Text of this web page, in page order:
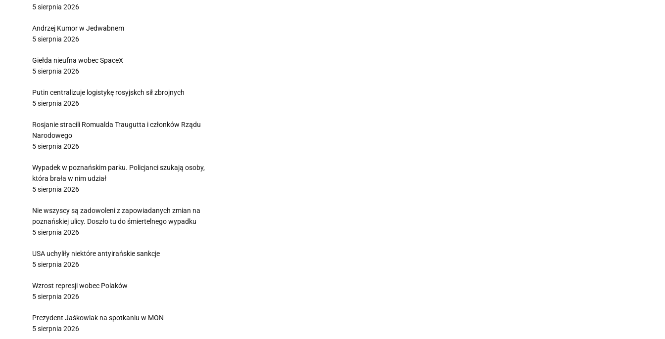
5 sierpnia 2026
Andrzej Kumor w Jedwabnem
5 sierpnia 2026
Giełda nieufna wobec SpaceX
5 sierpnia 2026
Putin centralizuje logistykę rosyjskch sił zbrojnych
5 sierpnia 2026
Rosjanie stracili Romualda Traugutta i członków Rządu
Narodowego
5 sierpnia 2026
Wypadek w poznańskim parku. Policjanci szukają osoby,
która brała w nim udział
5 sierpnia 2026
Nie wszyscy są zadowoleni z zapowiadanych zmian na
poznańskiej ulicy. Doszło tu do śmiertelnego wypadku
5 sierpnia 2026
USA uchyliły niektóre antyirańskie sankcje
5 sierpnia 2026
Wzrost represji wobec Polaków
5 sierpnia 2026
Prezydent Jaśkowiak na spotkaniu w MON
5 sierpnia 2026